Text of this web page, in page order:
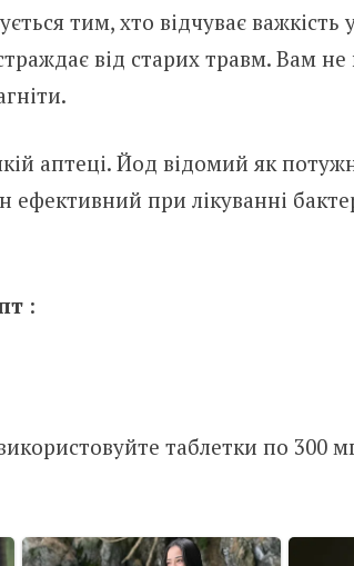
тим, хто відчуває важкість
від старих травм. Вам не
аптеці. Йод відомий як
ефективний при лікуванні
:
таблетки по 300